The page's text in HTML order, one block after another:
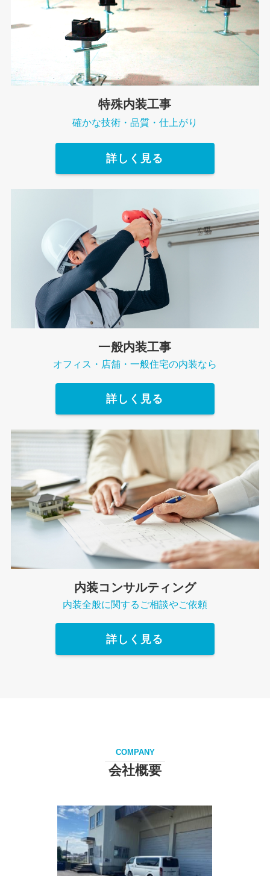
特殊内装工事
確かな技術・品質・仕上がり
詳しく見る
一般内装工事
オフィス・店舗・一般住宅の内装なら
詳しく見る
内装コンサルティング
内装全般に関するご相談やご依頼
詳しく見る
COMPANY
会社概要